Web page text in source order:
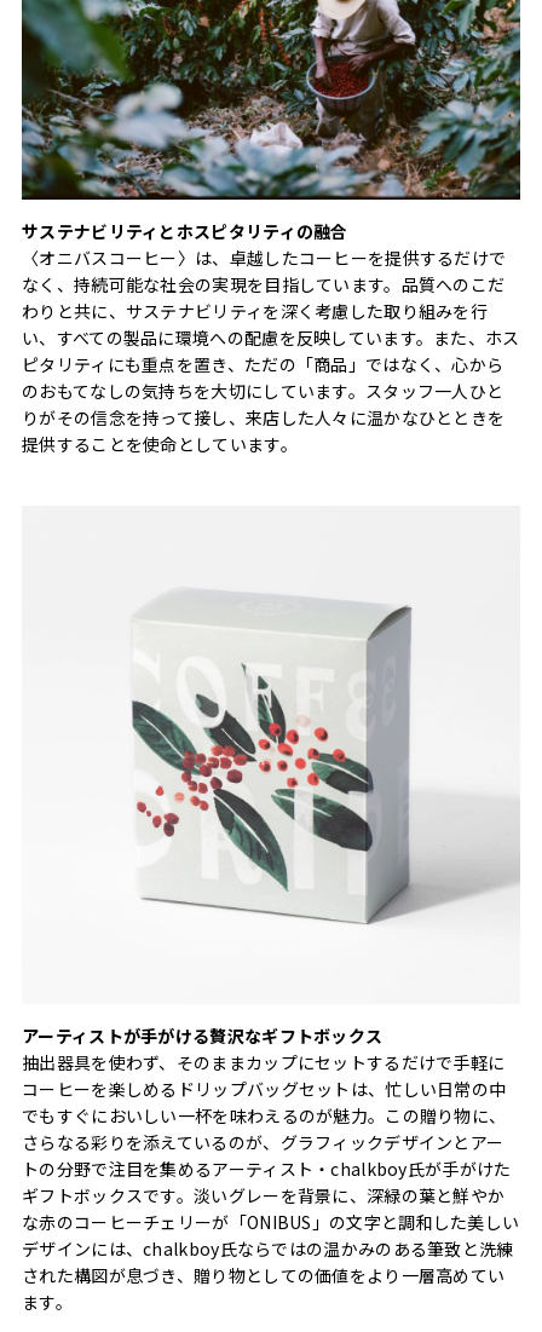
サステナビリティとホスピタリティの融合
〈オニバスコーヒー〉は、卓越したコーヒーを提供するだけで
なく、持続可能な社会の実現を目指しています。品質へのこだ
わりと共に、サステナビリティを深く考慮した取り組みを行
い、すべての製品に環境への配慮を反映しています。また、ホス
ピタリティにも重点を置き、ただの「商品」ではなく、心から
のおもてなしの気持ちを大切にしています。スタッフ一人ひと
りがその信念を持って接し、来店した人々に温かなひとときを
提供することを使命としています。
アーティストが手がける贅沢なギフトボックス
抽出器具を使わず、そのままカップにセットするだけで手軽に
コーヒーを楽しめるドリップバッグセットは、忙しい日常の中
でもすぐにおいしい一杯を味わえるのが魅力。この贈り物に、
さらなる彩りを添えているのが、グラフィックデザインとアー
トの分野で注目を集めるアーティスト・chalkboy氏が手がけた
ギフトボックスです。淡いグレーを背景に、深緑の葉と鮮やか
な赤のコーヒーチェリーが「ONIBUS」の文字と調和した美しい
デザインには、chalkboy氏ならではの温かみのある筆致と洗練
された構図が息づき、贈り物としての価値をより一層高めてい
ます。